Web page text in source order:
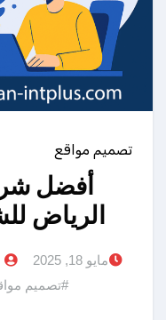
تصميم مواقع
أفضل
الرياض
مايو 18, 2025
#تصميم